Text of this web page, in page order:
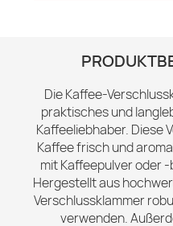
Die Kaffee-
praktisches und
Kaffeeliebhaber. Diese
Kaffee frisch und
mit Kaffeepulver oder
Hergestellt aus
Verschlussklammer
verwenden.